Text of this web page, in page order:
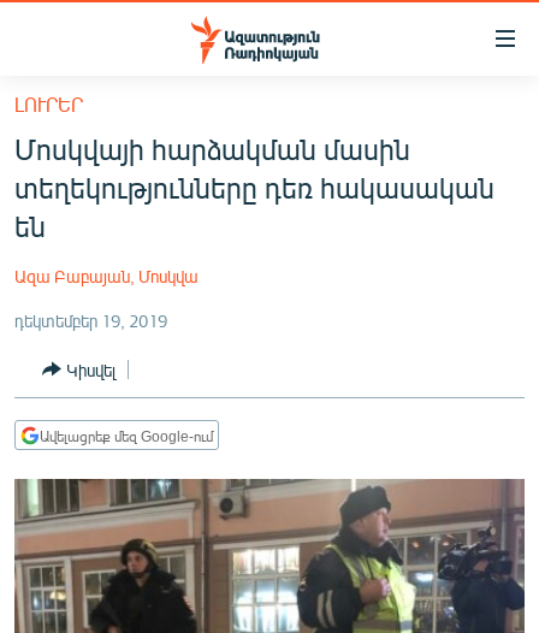
Մատչելիության
հիմնական
բովանդակությանը
Անցնել
հիմնական
մենյուին
ՀԱՅԱՍՏԱՆ
ՔԱՂԱՔԱԿԱՆ
ՏՆՏԵՍՈՒԹՅՈՒՆ
ՂԱՐԱԲԱՂ
ՏԱՐԱԾԱՇՐՋԱՆ
ՄԻՋԱԶԳԱՅԻՆ
ՄՇԱԿՈՒՅԹ
ԼՈՒՐԵՐ
Մոսկվայի հարձակման մասին
տեղեկությունները դեռ հակասական
են
Ազա Բաբայան, Մոսկվա
դեկտեմբեր 19, 2019
Կիսվել
Ավելացրեք մեզ Google-ում